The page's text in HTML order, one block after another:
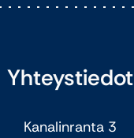
Yhteystiedot
Kanalinranta 3